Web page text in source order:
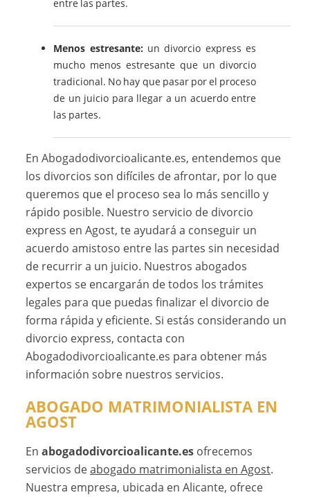
entre las partes.
Menos estresante: un divorcio express es
mucho menos estresante que un divorcio
tradicional. No hay que pasar por el proceso
de un juicio para llegar a un acuerdo entre
las partes.
En Abogadodivorcioalicante.es, entendemos que
los divorcios son difíciles de afrontar, por lo que
queremos que el proceso sea lo más sencillo y
rápido posible. Nuestro servicio de divorcio
express en Agost, te ayudará a conseguir un
acuerdo amistoso entre las partes sin necesidad
de recurrir a un juicio. Nuestros abogados
expertos se encargarán de todos los trámites
legales para que puedas finalizar el divorcio de
forma rápida y eficiente. Si estás considerando un
divorcio express, contacta con
Abogadodivorcioalicante.es para obtener más
información sobre nuestros servicios.
ABOGADO MATRIMONIALISTA EN
AGOST
Enabogadodivorcioalicante.es ofrecemos
servicios deabogado matrimonialista en Agost.
Nuestra empresa, ubicada en Alicante, ofrece